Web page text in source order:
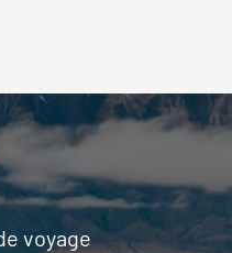
voyage